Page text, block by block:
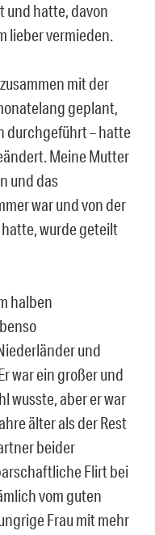
und hatte, davon
lieber vermieden.
mit der
geplant,
durchgeführt – hatte
Meine Mutter
und das
war und von der
wurde geteilt
halben
und
war ein großer und
wusste, aber er war
älter als der Rest
beider
Flirt bei
vom guten
Frau mit mehr